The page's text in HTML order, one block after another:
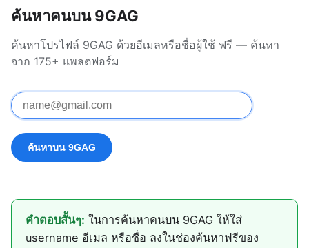
ค้นหาคนบน 9GAG
ค้นหาโปรไฟล์ 9GAG ด้วยอีเมลหรือชื่อผู้ใช้ ฟรี — ค้นหา
จาก 175+ แพลตฟอร์ม
คำตอบสั้นๆ: ในการค้นหาคนบน 9GAG ให้ใส่
username อีเมล หรือชื่อ ลงในช่องค้นหาฟรีของ